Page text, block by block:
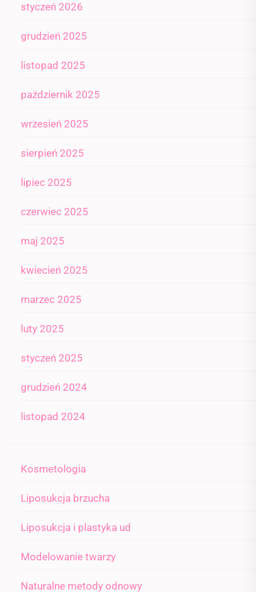
styczeń 2026
grudzień 2025
listopad 2025
październik 2025
wrzesień 2025
sierpień 2025
lipiec 2025
czerwiec 2025
maj 2025
kwiecień 2025
marzec 2025
luty 2025
styczeń 2025
grudzień 2024
listopad 2024
Kosmetologia
Liposukcja brzucha
Liposukcja i plastyka ud
Modelowanie twarzy
Naturalne metody odnowy